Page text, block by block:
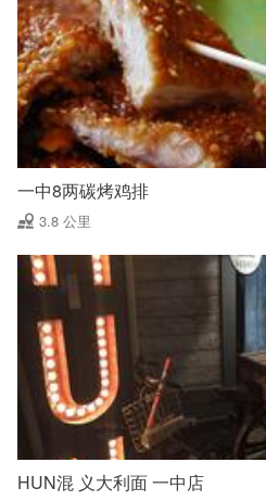
一中8两碳烤鸡排
3.8 公里
HUN混 义大利面 一中店